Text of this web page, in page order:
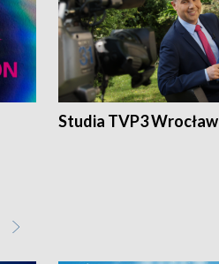
Studia TVP3 Wrocław